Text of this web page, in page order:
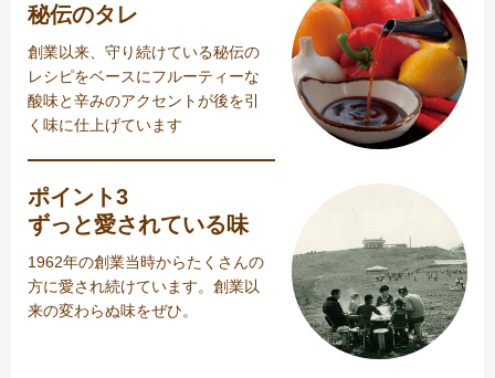
秘伝のタレ
創業以来、守り続けている秘伝の
レシピをベースにフルーティーな
酸味と辛みのアクセントが後を引
く味に仕上げています
ポイント3
ずっと愛されている味
1962年の創業当時からたくさんの
方に愛され続けています。創業以
来の変わらぬ味をぜひ。